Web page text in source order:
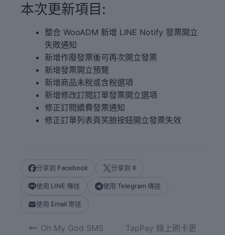
本次更新項目:
整合 WooADM 新增 LINE Notify 發票開立
失敗通知
新增作廢發票後可再次開立發票
新增發票開立預覽
新增商品未稅或含稅選項
新增修改訂閱訂單發票開立選項
修正訂閱續費發票通知
修正訂單列表頁笑臉按鈕開立發票失效
分享到 Facebook 分享到 X
使用 LINE 傳送 使用 Telegram 傳送
使用 Email 寄送
Oh My God SMS
TapPay 線上刷卡更